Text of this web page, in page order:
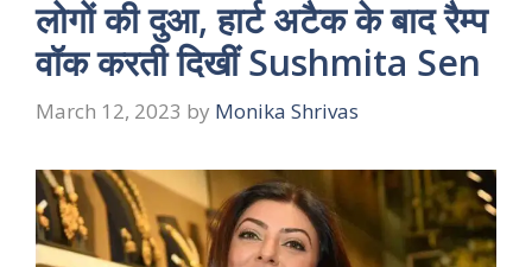
लोगों की दुआ, हार्ट अटैक के बाद रैम्प
वॉक करती दिखीं Sushmita Sen
March 12, 2023 by Monika Shrivas